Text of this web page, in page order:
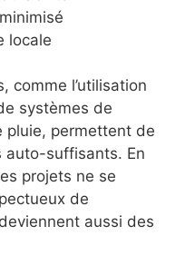
locale
comme l’utilisation
systèmes de
pluie, permettent de
auto-suffisants. En
projets ne se
de
aussi des